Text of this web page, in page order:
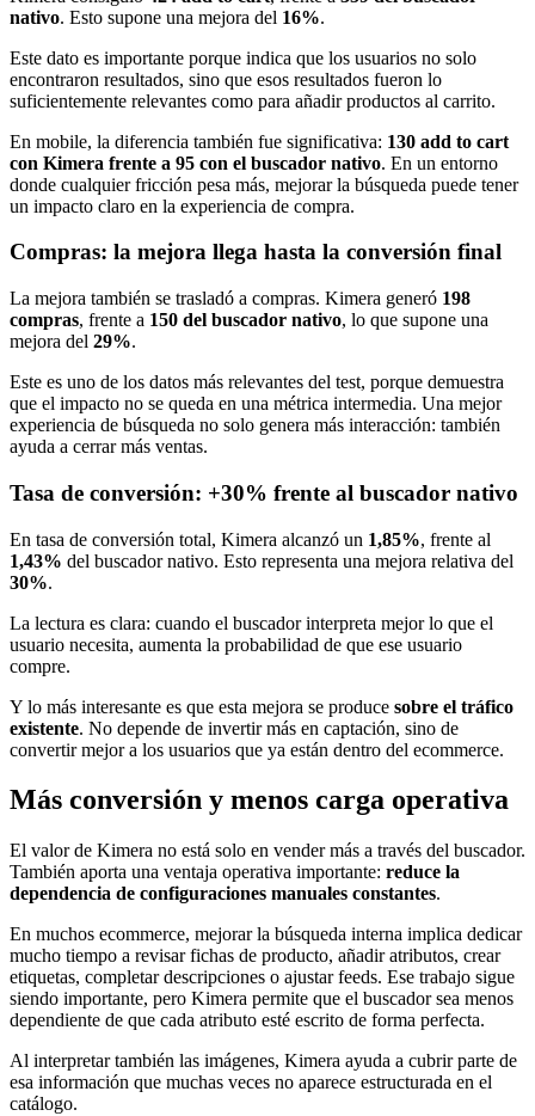
nativo. Esto supone una mejora del 16%.
Este dato es importante porque indica que los usuarios no solo
encontraron resultados, sino que esos resultados fueron lo
suficientemente relevantes como para añadir productos al carrito.
En mobile, la diferencia también fue significativa: 130 add to cart
con Kimera frente a 95 con el buscador nativo. En un entorno
donde cualquier fricción pesa más, mejorar la búsqueda puede tener
un impacto claro en la experiencia de compra.
Compras: la mejora llega hasta la conversión final
La mejora también se trasladó a compras. Kimera generó 198
compras, frente a 150 del buscador nativo, lo que supone una
mejora del 29%.
Este es uno de los datos más relevantes del test, porque demuestra
que el impacto no se queda en una métrica intermedia. Una mejor
experiencia de búsqueda no solo genera más interacción: también
ayuda a cerrar más ventas.
Tasa de conversión: +30% frente al buscador nativo
En tasa de conversión total, Kimera alcanzó un 1,85%, frente al
1,43% del buscador nativo. Esto representa una mejora relativa del
30%.
La lectura es clara: cuando el buscador interpreta mejor lo que el
usuario necesita, aumenta la probabilidad de que ese usuario
compre.
Y lo más interesante es que esta mejora se produce sobre el tráfico
existente. No depende de invertir más en captación, sino de
convertir mejor a los usuarios que ya están dentro del ecommerce.
Más conversión y menos carga operativa
El valor de Kimera no está solo en vender más a través del buscador.
También aporta una ventaja operativa importante: reduce la
dependencia de configuraciones manuales constantes.
En muchos ecommerce, mejorar la búsqueda interna implica dedicar
mucho tiempo a revisar fichas de producto, añadir atributos, crear
etiquetas, completar descripciones o ajustar feeds. Ese trabajo sigue
siendo importante, pero Kimera permite que el buscador sea menos
dependiente de que cada atributo esté escrito de forma perfecta.
Al interpretar también las imágenes, Kimera ayuda a cubrir parte de
esa información que muchas veces no aparece estructurada en el
catálogo.